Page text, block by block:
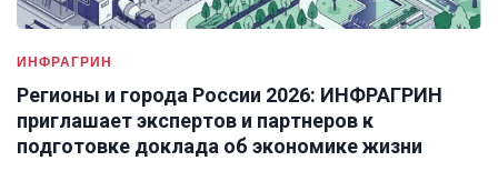
ИНФРАГРИН
Регионы и города России 2026: ИНФРАГРИН
приглашает экспертов и партнеров к
подготовке доклада об экономике жизни